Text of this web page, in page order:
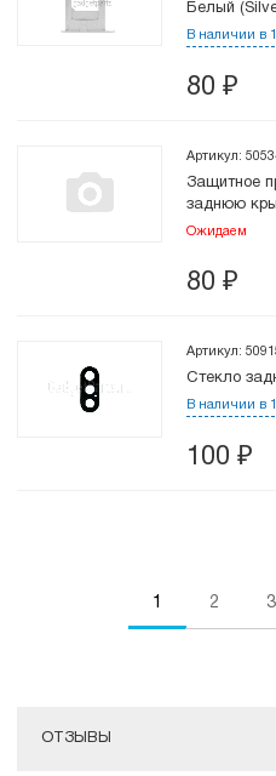
Белый
В наличии в
80 ₽
Артикул:
Защитное
заднюю
Ожидаем
80 ₽
Артикул:
Стекло
В наличии в
100 ₽
1 2 3
ОТЗЫВЫ